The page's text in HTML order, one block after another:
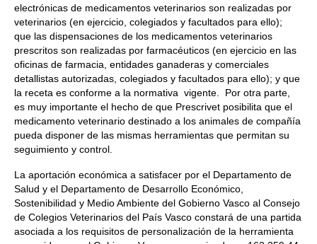
electrónicas de medicamentos veterinarios son realizadas por
veterinarios (en ejercicio, colegiados y facultados para ello);
que las dispensaciones de los medicamentos veterinarios
prescritos son realizadas por farmacéuticos (en ejercicio en las
oficinas de farmacia, entidades ganaderas y comerciales
detallistas autorizadas, colegiados y facultados para ello); y que
la receta es conforme a la normativa vigente. Por otra parte,
es muy importante el hecho de que Prescrivet posibilita que el
medicamento veterinario destinado a los animales de compañía
pueda disponer de las mismas herramientas que permitan su
seguimiento y control.
La aportación económica a satisfacer por el Departamento de
Salud y el Departamento de Desarrollo Económico,
Sostenibilidad y Medio Ambiente del Gobierno Vasco al Consejo
de Colegios Veterinarios del País Vasco constará de una partida
asociada a los requisitos de personalización de la herramienta